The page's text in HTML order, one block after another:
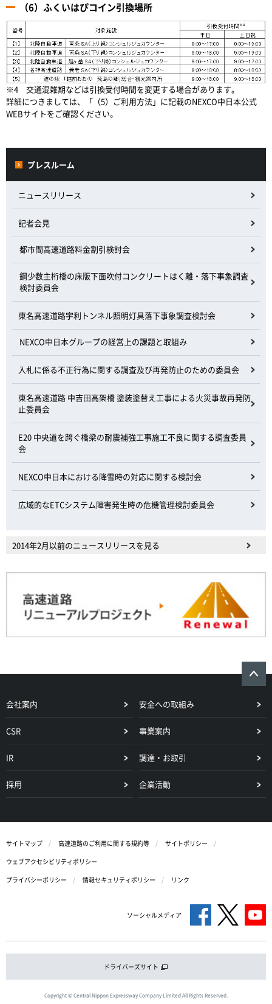
（6）ふくいはぴコイン引換場所
※4 交通混雑期などは引換受付時間を変更する場合があります。
詳細につきましては、「（5）ご利用方法」に記載のNEXCO中日本公式
WEBサイトをご確認ください。
プレスルーム
ニュースリリース
記者会見
都市間高速道路料金割引検討会
鋼少数主桁橋の床版下面吹付コンクリートはく離・落下事象調査
検討委員会
東名高速道路宇利トンネル照明灯具落下事象調査検討会
NEXCO中日本グループの経営上の課題と取組み
入札に係る不正行為に関する調査及び再発防止のための委員会
東名高速道路 中吉田高架橋 塗装塗替え工事による火災事故再発防
止委員会
E20 中央道を跨ぐ橋梁の耐震補強工事施工不良に関する調査委員
会
NEXCO中日本における降雪時の対応に関する検討会
広域的なETCシステム障害発生時の危機管理検討委員会
2014年2月以前のニュースリリースを見る
会社案内 安全への取組み
CSR 事業案内
IR 調達・お取引
採用 企業活動
サイトマップ 高速道路のご利用に関する規約等
サイトポリシー
ウェブアクセシビリティポリシー
プライバシーポリシー
情報セキュリティポリシー リンク
ソーシャルメディア
ドライバーズサイト
Copyright © Central Nippon Expressway Company Limited All Rights Reserved.